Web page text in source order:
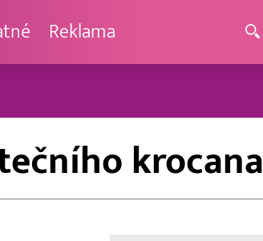
Reklama
krocana